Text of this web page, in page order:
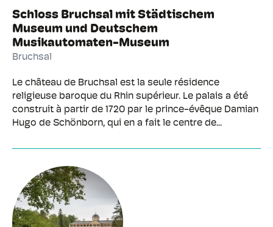
Schloss Bruchsal mit Städtischem
Museum und Deutschem
Musikautomaten-Museum
Bruchsal
Le château de Bruchsal est la seule résidence
religieuse baroque du Rhin supérieur. Le palais a été
construit à partir de 1720 par le prince-évêque Damian
Hugo de Schönborn, qui en a fait le centre de...